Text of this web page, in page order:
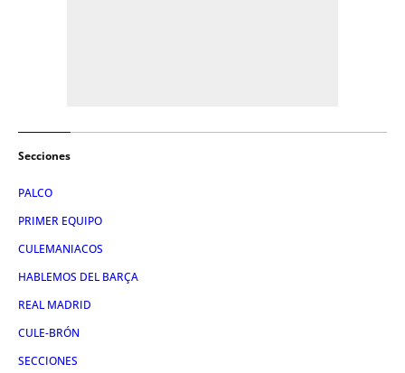
Secciones
PALCO
PRIMER EQUIPO
CULEMANIACOS
HABLEMOS DEL BARÇA
REAL MADRID
CULE-BRÓN
SECCIONES